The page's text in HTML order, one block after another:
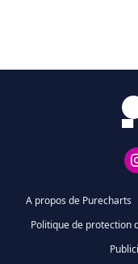
A propos de Purecharts
Politique de protection